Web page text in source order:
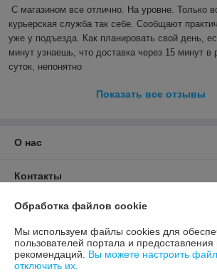
С магазином все отлично. На уровне. Только
курьерская служба так себе. Сообщают
уже у подъезда. Как планировать свой день,
минут узнаешь, что доставка через 15 минут в
суток, непонятно
Показать все отзывы
О нас
Контакты
Доставка и оплата
График работы
Обработка файлов cookie
Мы используем файлы cookies для
пользователей портала и
рекомендаций. Вы можете настроить
отключить их.